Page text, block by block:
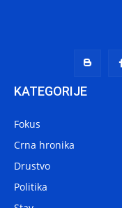
KATEGORIJE
Fokus
Crna hronika
Drustvo
Politika